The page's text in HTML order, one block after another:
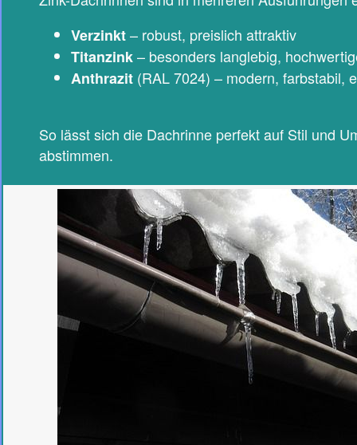
Verzinkt– robust, preislich attraktiv
Titanzink– besonders langlebig,
Anthrazit (RAL 7024) – modern, farbstabil,
So lässt sich die Dachrinne perfekt auf Stil und
abstimmen.